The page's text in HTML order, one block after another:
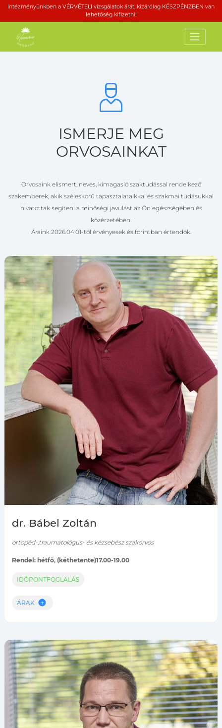
Intézményünkben a VÉRVÉTELI vizsgálatok árát, kizárólag KÉSZPÉNZBEN van
lehetőség kifizetni!
ISMERJE MEG
ORVOSAINKAT
Orvosaink elismert, neves, kimagasló szaktudással rendelkező
szakemberek, akik széleskörű tapasztalataikkal és szakmai tudásukkal
hivatottak segíteni a minőségi javulást az Ön egészségében és
közérzetében.
Áraink 2026.04.01-től érvényesek és forintban értendők.
dr. Bábel Zoltán
ortopéd-,traumatológus- és kézsebész szakorvos
Rendel: hétfő, (kéthetente)17.00-19.00
IDŐPONTFOGLALÁS
ÁRAK